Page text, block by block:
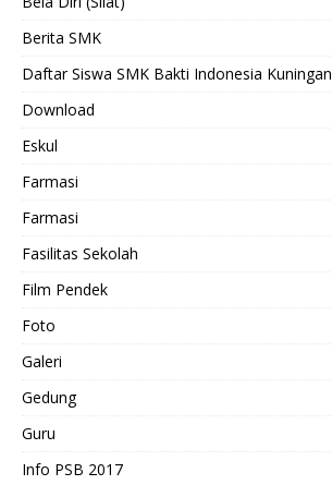
Berita SMK
Daftar Siswa SMK Bakti Indonesia Kuningan
Download
Eskul
Farmasi
Farmasi
Fasilitas Sekolah
Film Pendek
Foto
Galeri
Gedung
Guru
Info PSB 2017